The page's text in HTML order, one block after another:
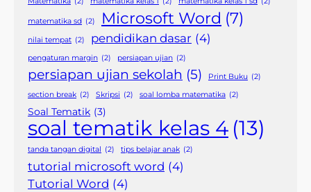
matematika sd (2) Microsoft Word (7)
nilai tempat (2) pendidikan dasar (4)
pengaturan margin (2) persiapan ujian (2)
persiapan ujian sekolah (5) Print Buku (2)
section break (2) Skripsi (2) soal lomba matematika (2)
Soal Tematik (3)
soal tematik kelas 4 (13)
tanda tangan digital (2) tips belajar anak (2)
tutorial microsoft word (4)
Tutorial Word (4)